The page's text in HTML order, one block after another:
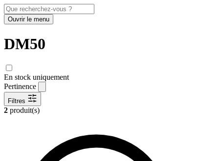
Ouvrir le menu
DM50
En stock uniquement
Pertinence
Filtres
2 produit(s)